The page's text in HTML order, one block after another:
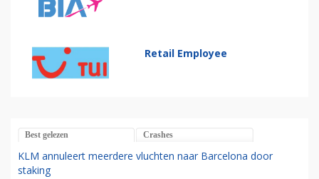
Retail Employee
Best gelezen Crashes
KLM annuleert meerdere vluchten naar Barcelona door
staking